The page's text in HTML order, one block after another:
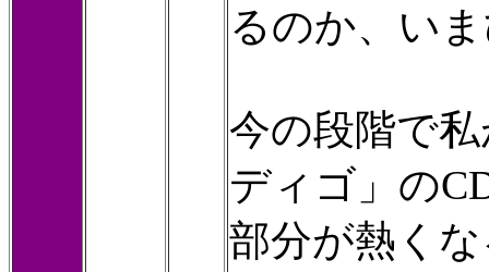
るのか、い
今の段階で
ディゴ」の
部分が熱く